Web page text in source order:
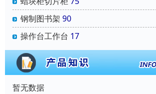
钢制图书架 90
操作台工作台 17
暂无数据